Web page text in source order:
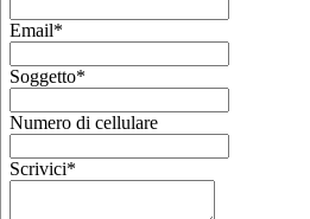
Email*
Soggetto*
Numero di cellulare
Scrivici*